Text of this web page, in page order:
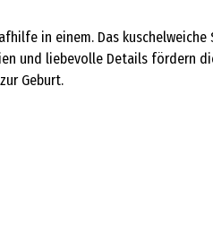
in einem. Das
und liebevolle Details fördern
Geburt.